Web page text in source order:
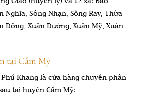
Nghĩa, Sông Nhạn, Sông Ray, Thừa
Đông, Xuân Đường, Xuân Mỹ, Xuân
tại Cẩm Mỹ
Khang là cửa hàng chuyên phân
tại huyện Cẩm Mỹ: